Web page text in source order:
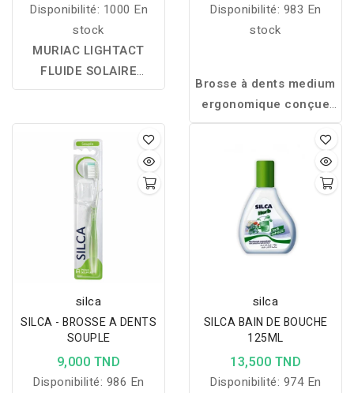
Disponibilité: 1000 En
stock
MURIAC LIGHTACT
FLUIDE SOLAIRE
TEINTÉ SPF50+ – 02
offrant une très haute
protection SPF50+
contre les UVA et UVB,
qui aide à prévenir les
taches pigmentaires,
protège du vieillissement
cutané et unifie
instantanément le teint
avec un fini mat, naturel
et confortable.
Disponibilité: 983 En
stock
Brosse à dents medium
ergonomique conçue
pour un nettoyage
efficace de la plaque
dentaire tout en
respectant les dents et
les gencives au
quotidien.
silca
SILCA - BROSSE A DENTS
SOUPLE
9,000 TND
Disponibilité: 986 En
silca
SILCA BAIN DE BOUCHE
125ML
13,500 TND
Disponibilité: 974 En